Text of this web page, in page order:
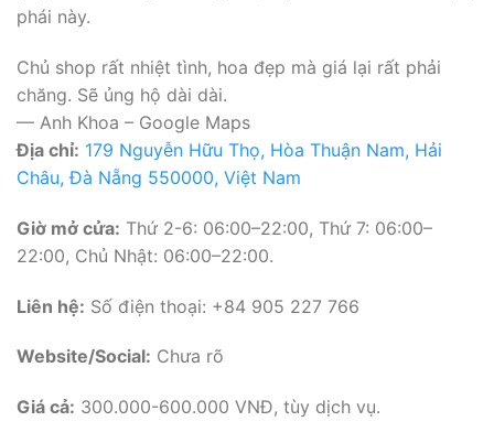
phái này.
Chủ shop rất nhiệt tình, hoa đẹp mà giá lại rất phải
chăng. Sẽ ủng hộ dài dài.
— Anh Khoa – Google Maps
Địa chỉ: 179 Nguyễn Hữu Thọ, Hòa Thuận Nam, Hải
Châu, Đà Nẵng 550000, Việt Nam
Giờ mở cửa: Thứ 2-6: 06:00–22:00, Thứ 7: 06:00–
22:00, Chủ Nhật: 06:00–22:00.
Liên hệ: Số điện thoại: +84 905 227 766
Website/Social: Chưa rõ
Giá cả: 300.000-600.000 VNĐ, tùy dịch vụ.